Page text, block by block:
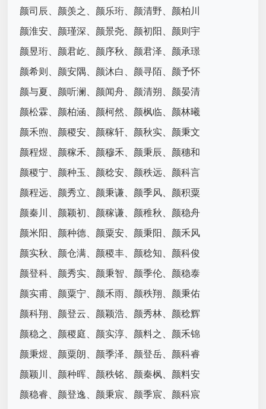
颜司辰、颜羡之、颜乐珩、颜清野、颜柏川
颜淮安、颜瑾深、颜景尧、颜初阳、颜则宇
颜昱珩、颜君屹、颜序秋、颜君泽、颜承璟
颜希则、颜安隅、颜沐白、颜寻陌、颜予怀
颜与夏、颜听澜、颜闻舟、颜清朔、颜晏清
颜松霖、颜柏涵、颜柯然、颜枫临、颜林曦
颜禾煦、颜稷安、颜稼轩、颜秋实、颜秉文
颜程煜、颜稼禾、颜穆禾、颜秉辰、颜穗和
颜稷宁、颜种玉、颜稔安、颜秩远、颜科言
颜程远、颜秀立、颜秉谦、颜季风、颜积粟
颜秦川、颜颖初、颜稼谦、颜稚秋、颜稳舟
颜米阳、颜种德、颜粟安、颜秉阳、颜禾风
颜实秋、颜仓满、颜稷丰、颜稔知、颜科俊
颜登科、颜秀实、颜秉智、颜季伦、颜稳泰
颜实甫、颜粟宁、颜禾雨、颜秩翔、颜秉佑
颜科翔、颜登云、颜颖浩、颜秀林、颜稔辉
颜稳之、颜稷庭、颜实淳、颜料之、颜禾锦
颜秉煜、颜粟朗、颜季泽、颜登岳、颜科睿
颜颖川、颜种晖、颜秩铭、颜秦枫、颜料安
颜稳睿、颜登逸、颜秉宸、颜季宸、颜科宸